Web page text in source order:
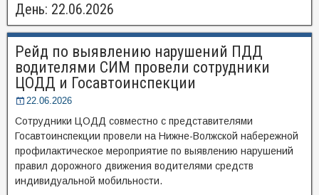
День: 22.06.2026
Рейд по выявлению нарушений ПДД
водителями СИМ провели сотрудники
ЦОДД и Госавтоинспекции
22.06.2026
Сотрудники ЦОДД совместно с представителями
Госавтоинспекции провели на Нижне-Волжской набережной
профилактическое мероприятие по выявлению нарушений
правил дорожного движения водителями средств
индивидуальной мобильности.